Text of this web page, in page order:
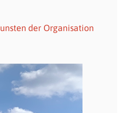
der Organisation